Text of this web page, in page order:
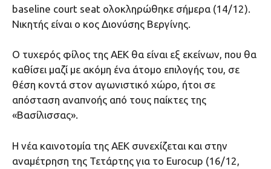
baseline court seat ολοκληρώθηκε σήμερα (14/12).
Νικητής είναι ο κος Διονύσης Βεργίνης.
Ο τυχερός φίλος της ΑΕΚ θα είναι εξ εκείνων, που θα
καθίσει μαζί με ακόμη ένα άτομο επιλογής του, σε
θέση κοντά στον αγωνιστικό χώρο, ήτοι σε
απόσταση αναπνοής από τους παίκτες της
«Βασίλισσας».
Η νέα καινοτομία της ΑΕΚ συνεχίζεται και στην
αναμέτρηση της Τετάρτης για το Eurocup (16/12,